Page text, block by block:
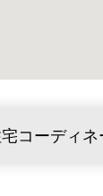
コーディネ